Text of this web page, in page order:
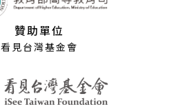
贊助單位
看見台灣基金會